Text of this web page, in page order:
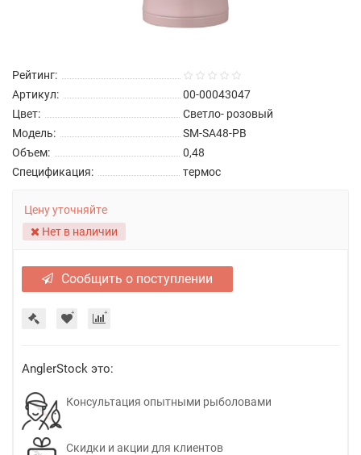
Рейтинг:
Артикул:
00-00043047
Цвет:
Светло- розовый
Модель:
SM-SA48-PB
Объем:
0,48
Спецификация:
термос
Цену уточняйте
Нет в наличии
Сообщить о поступлении
AnglerStock это:
Консультация опытными рыболовами
Скидки и акции для клиентов